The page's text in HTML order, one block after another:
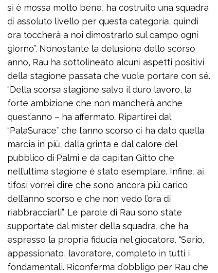
si è mossa molto bene, ha costruito una squadra
di assoluto livello per questa categoria, quindi
ora toccherà a noi dimostrarlo sul campo ogni
giorno”. Nonostante la delusione dello scorso
anno, Rau ha sottolineato alcuni aspetti positivi
della stagione passata che vuole portare con sé.
“Della scorsa stagione salvo il duro lavoro, la
forte ambizione che non mancherà anche
quest’anno – ha affermato. Ripartirei dal
“PalaSurace” che l’anno scorso ci ha dato quella
marcia in più, dalla grinta e dal calore del
pubblico di Palmi e da capitan Gitto che
nell’ultima stagione è stato esemplare. Infine, ai
tifosi vorrei dire che sono ancora più carico
dell’anno scorso e che non vedo l’ora di
riabbracciarli”. Le parole di Rau sono state
supportate dal mister della squadra, che ha
espresso la propria fiducia nel giocatore. “Serio,
appassionato, lavoratore, completo in tutti i
fondamentali. Riconferma d’obbligo per Rau che